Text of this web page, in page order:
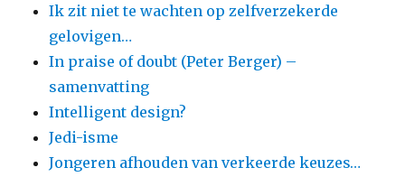
Ik zit niet te wachten op zelfverzekerde
gelovigen…
In praise of doubt (Peter Berger) –
samenvatting
Intelligent design?
Jedi-isme
Jongeren afhouden van verkeerde keuzes…